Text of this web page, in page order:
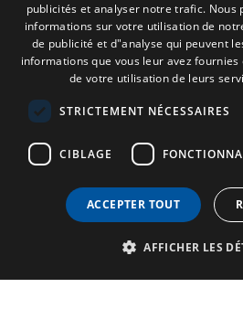
publicités et analyser notre trafic. Nous
informations sur votre utilisation de
de publicité et d"analyse qui peuvent
informations que vous leur avez
de votre utilisation de leurs
STRICTEMENT NÉCESSAIRES
CIBLAGE
ACCEPTER TOUT
AFFICHER LES